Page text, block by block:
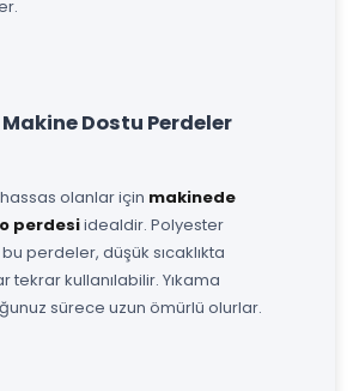
Dostu Perdeler
olanlar için makinede
perdesiidealdir. Polyester
perdeler, düşük sıcaklıkta
tekrar kullanılabilir. Yıkama
sürece uzun ömürlü olurlar.